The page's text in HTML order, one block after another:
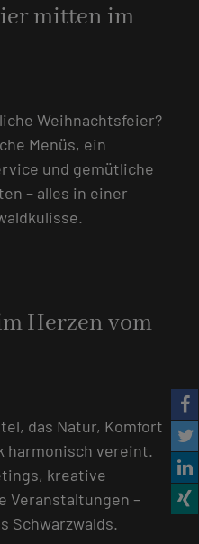
mitten im
Weihnachtsfeier?
Menüs, ein
und gemütliche
– alles in einer
Herzen vom
das Natur, Komfort
harmonisch vereint.
kreative
Veranstaltungen –
Schwarzwalds.